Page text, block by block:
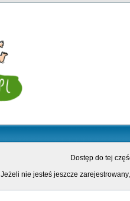
Dostęp do tej
Jeżeli nie jesteś jeszcze